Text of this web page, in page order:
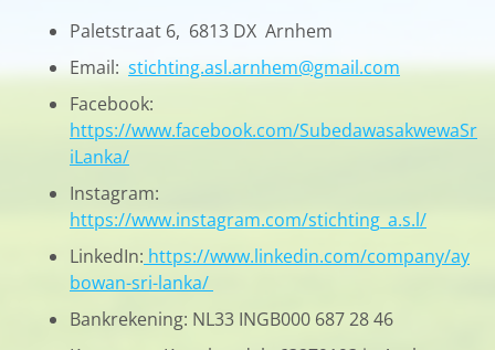
Paletstraat 6, 6813 DX Arnhem
Email: stichting.asl.arnhem@gmail.com
Facebook:
https://www.facebook.com/SubedawasakwewaSr
iLanka/
Instagram:
https://www.instagram.com/stichting_a.s.l/
LinkedIn: https://www.linkedin.com/company/ay
bowan-sri-lanka/
Bankrekening: NL33 INGB000 687 28 46